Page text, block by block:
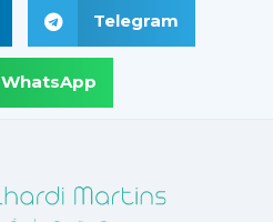
Telegram
WhatsApp